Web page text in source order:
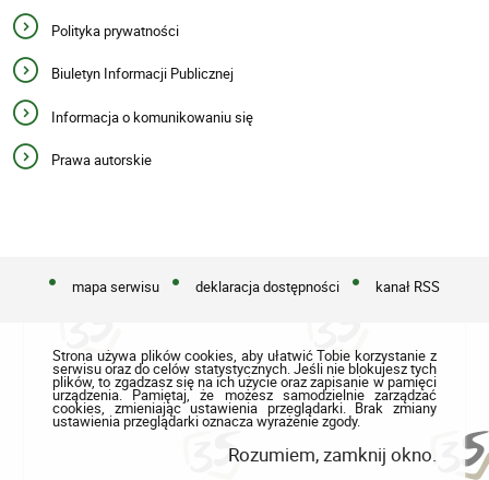
Polityka prywatności
Biuletyn Informacji Publicznej
Informacja o komunikowaniu się
Prawa autorskie
mapa serwisu deklaracja dostępności kanał RSS
Strona używa plików cookies, aby ułatwić Tobie korzystanie z
serwisu oraz do celów statystycznych. Jeśli nie blokujesz tych
plików, to zgadzasz się na ich użycie oraz zapisanie w pamięci
urządzenia. Pamiętaj, że możesz samodzielnie zarządzać
cookies, zmieniając ustawienia przeglądarki. Brak zmiany
ustawienia przeglądarki oznacza wyrażenie zgody.
Rozumiem, zamknij okno.